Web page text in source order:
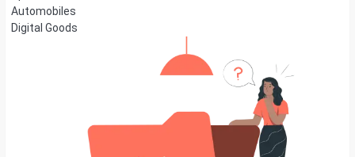
Automobiles
Digital Goods